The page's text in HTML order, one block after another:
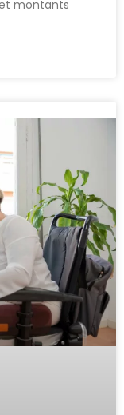
et montants